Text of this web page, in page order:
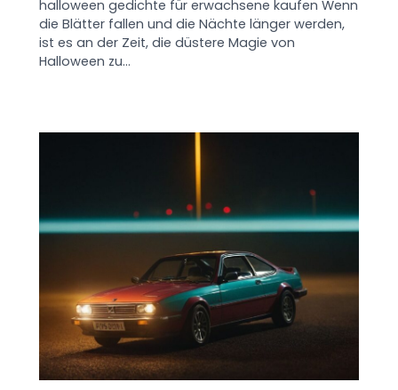
halloween gedichte für erwachsene kaufen Wenn
die Blätter fallen und die Nächte länger werden,
ist es an der Zeit, die düstere Magie von
Halloween zu…